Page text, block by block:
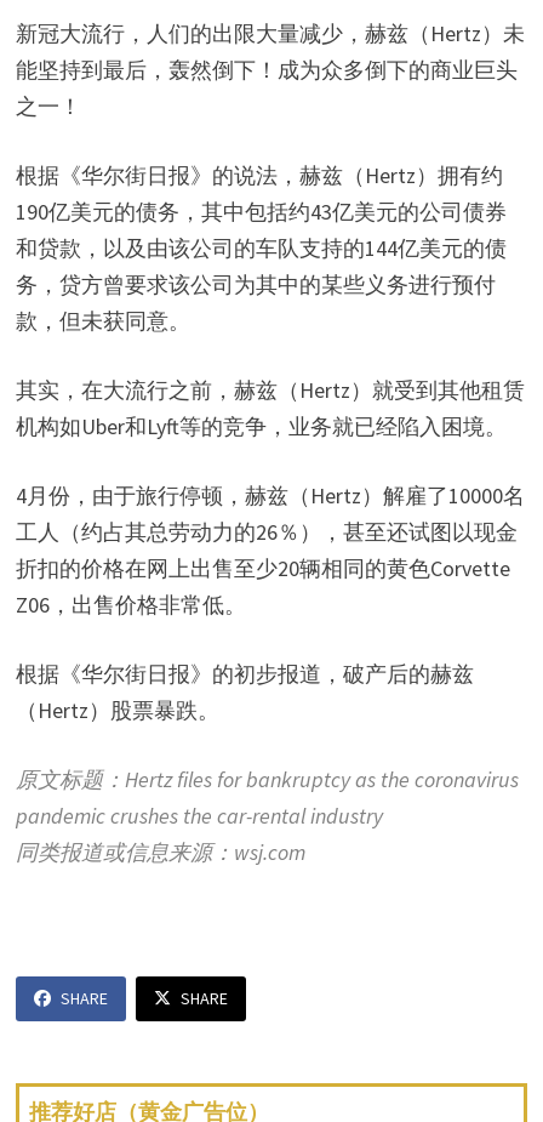
新冠大流行，人们的出限大量减少，赫兹（Hertz）未
能坚持到最后，轰然倒下！成为众多倒下的商业巨头
之一！
根据《华尔街日报》的说法，赫兹（Hertz）拥有约
190亿美元的债务，其中包括约43亿美元的公司债券
和贷款，以及由该公司的车队支持的144亿美元的债
务，贷方曾要求该公司为其中的某些义务进行预付
款，但未获同意。
其实，在大流行之前，赫兹（Hertz）就受到其他租赁
机构如Uber和Lyft等的竞争，业务就已经陷入困境。
4月份，由于旅行停顿，赫兹（Hertz）解雇了10000名
工人（约占其总劳动力的26％），甚至还试图以现金
折扣的价格在网上出售至少20辆相同的黄色Corvette
Z06，出售价格非常低。
根据《华尔街日报》的初步报道，破产后的赫兹
（Hertz）股票暴跌。
原文标题：Hertz files for bankruptcy as the coronavirus
pandemic crushes the car-rental industry
同类报道或信息来源：wsj.com
SHARE SHARE
推荐好店（黄金广告位）